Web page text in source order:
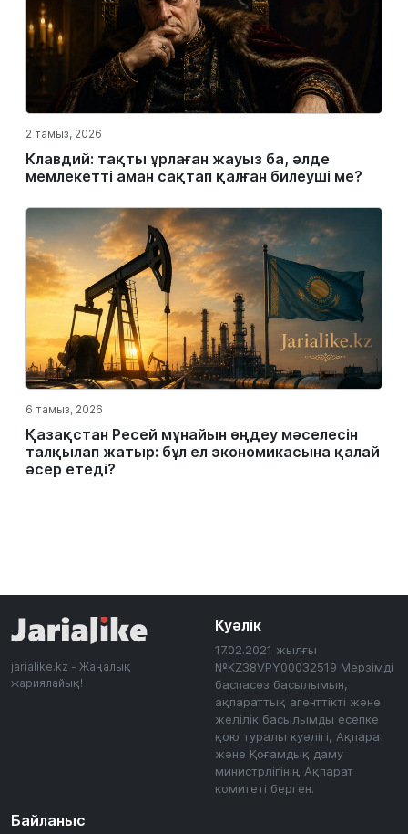
2 тамыз, 2026
Клавдий: тақты ұрлаған жауыз ба, әлде
мемлекетті аман сақтап қалған билеуші ме?
6 тамыз, 2026
Қазақстан Ресей мұнайын өңдеу мәселесін
талқылап жатыр: бұл ел экономикасына қалай
әсер етеді?
jarialike.kz - Жаңалық
жариялайық!
Куәлік
17.02.2021 жылғы
№KZ38VPY00032519 Мерзімді
баспасөз басылымын,
ақпараттық агенттікті және
желілік басылымды есепке
қою туралы куәлігі, Ақпарат
және Қоғамдық даму
министрлігінің Ақпарат
комитеті берген.
Байланыс